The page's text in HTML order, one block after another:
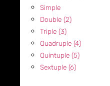
Simple
Double (2)
Triple (3)
Quadruple (4)
Quintuple (5)
Sextuple (6)